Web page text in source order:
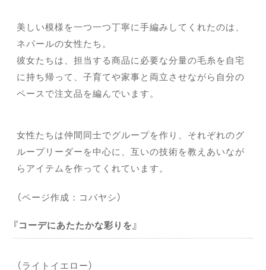
美しい模様を一つ一つ丁寧に手編みしてくれたのは、
ネパールの女性たち。
彼女たちは、担当する商品に必要な分量の毛糸を自宅
に持ち帰って、子育てや家事と両立させながら自分の
ペースで注文品を編んでいます。
女性たちは仲間同士でグループを作り、それぞれのグ
ループリーダーを中心に、互いの技術を教えあいなが
らアイテムを作ってくれています。
（ページ作成：コバヤシ）
コーデにあたたかな彩りを
（ライトイエロー）